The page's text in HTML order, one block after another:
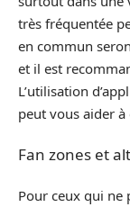
très fréquentée
en commun
et il est
L’utilisation
peut vous aider
Fan zones et
Pour ceux qui ne